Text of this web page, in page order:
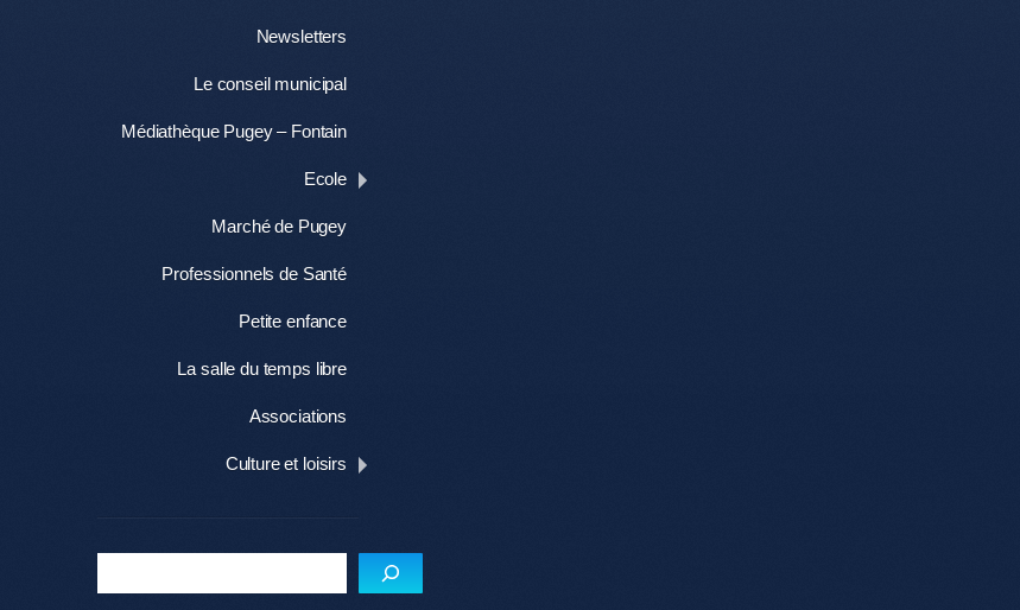
Newsletters
Le conseil municipal
Médiathèque Pugey – Fontain
Ecole
Marché de Pugey
Professionnels de Santé
Petite enfance
La salle du temps libre
Associations
Culture et loisirs